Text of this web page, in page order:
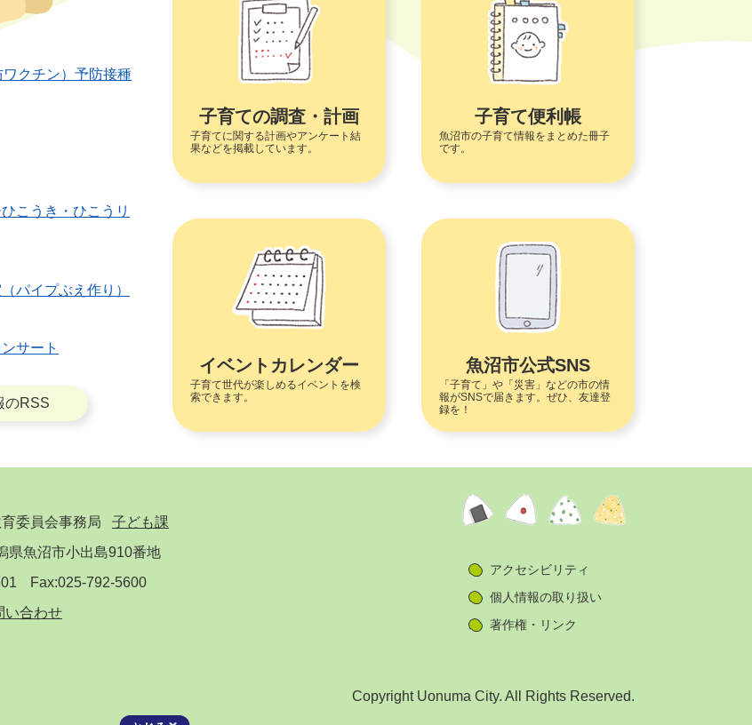
クチン）予防接種
こうき・ひこうリ
イプぶえ作り）
サート
のRSS
子育ての調査・計画
子育てに関する計画やアンケート結
果などを掲載しています。
子育て便利帳
魚沼市の子育て情報をまとめた冊子
です。
イベントカレンダー
子育て世代が楽しめるイベントを検
索できます。
魚沼市公式SNS
「子育て」や「災害」などの市の情
報がSNSで届きます。ぜひ、友達登
録を！
委員会事務局
子ども課
県魚沼市小出島910番地
Fax:025-792-5600
い合わせ
アクセシビリティ
個人情報の取り扱い
著作権・リンク
Copyright Uonuma City. All Rights Reserved.